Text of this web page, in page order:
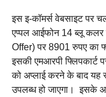
इस इ-कॉमर्स वेबसाइट पर
एप्पल आईफोन 14 ब्लू
Offer) पर 8901 रुपए का
इसकी एमआरपी
को अप्लाई करने के बाद यह
उपलब्ध हो जाएगा। ‌ इसके